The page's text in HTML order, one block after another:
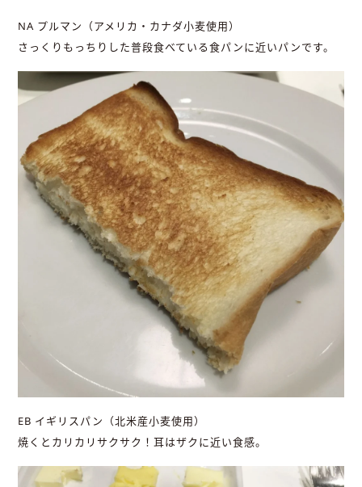
NA プルマン（アメリカ・カナダ小麦使用）
さっくりもっちりした普段食べている食パンに近いパンです。
EB イギリスパン（北米産小麦使用）
焼くとカリカリサクサク！耳はザクに近い食感。